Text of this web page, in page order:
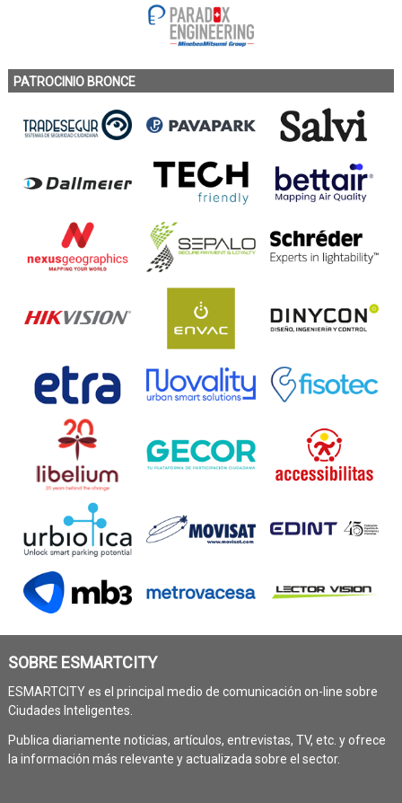
PATROCINIO BRONCE
SOBRE ESMARTCITY
ESMARTCITY es el principal medio de comunicación on-line sobre
Ciudades Inteligentes.
Publica diariamente noticias, artículos, entrevistas, TV, etc. y ofrece
la información más relevante y actualizada sobre el sector.